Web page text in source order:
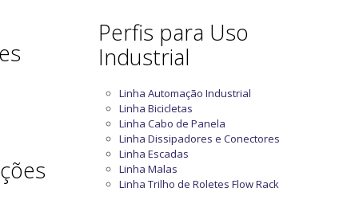
Perfis para Uso
Industrial
Linha Automação Industrial
Linha Bicicletas
Linha Cabo de Panela
Linha Dissipadores e Conectores
Linha Escadas
Linha Malas
Linha Trilho de Roletes Flow Rack